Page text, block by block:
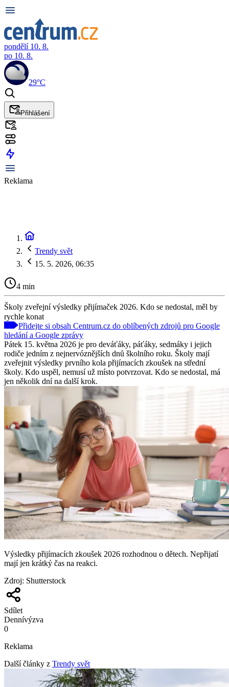
pondělí 10. 8.
po 10. 8.
29°C
Přihlášení
Reklama
Trendy svět
15. 5. 2026, 06:35
4 min
Školy zveřejní výsledky přijímaček 2026. Kdo se nedostal, měl by
rychle konat
Přidejte si obsah Centrum.cz do oblíbených zdrojů pro Google
hledání a Google zprávy
Pátek 15. května 2026 je pro deváťáky, páťáky, sedmáky i jejich
rodiče jedním z nejnervóznějších dnů školního roku. Školy mají
zveřejnit výsledky prvního kola přijímacích zkoušek na střední
školy. Kdo uspěl, nemusí už místo potvrzovat. Kdo se nedostal, má
jen několik dní na další krok.
Výsledky přijímacích zkoušek 2026 rozhodnou o dětech. Nepřijatí
mají jen krátký čas na reakci.
Zdroj: Shutterstock
Sdílet
Dennívýzva
0
Reklama
Další články z Trendy svět